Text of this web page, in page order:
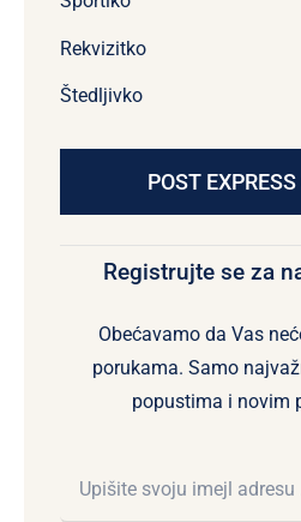
Rekvizitko
Štedljivko
POST
Registrujte se za
Obećavamo da Vas
porukama. Samo
popustima i novim